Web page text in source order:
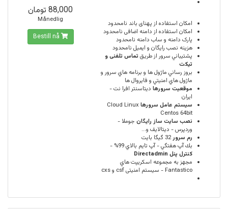
امكان استفاده از پهنای باند نامحدود
امکان استفاده از دامنه اضافی نامحدود
پارک دامنه و ساب دامنه نامحدود
هزینه نصب رایگان و ایمیل نامحدود
پشتيباني سرور از طريق تماس تلفنی و
تیکت
بروز رساني ماژول ها و برنامه هاي سرور و
ماژول هاي امنيتي و فايروال ها
موقعيت سرورها ديتاسنتر افرا نت -
ایران
سيستم عامل سرورها Cloud Linux
Centos 64bit
نصب سایت ساز رایگان جوملا -
وردپرس - دیتالایف و...
رم سرور32 گيگا بايت
بك آپ هفتگي - آپ تايم بالاي 99% -
كنترل پنل Directadmin
مجهز به مجموعه اسكريپت هاي
Fantastico - سیستم امنیتی csf و cxs
88,000 تومان
Månedlig